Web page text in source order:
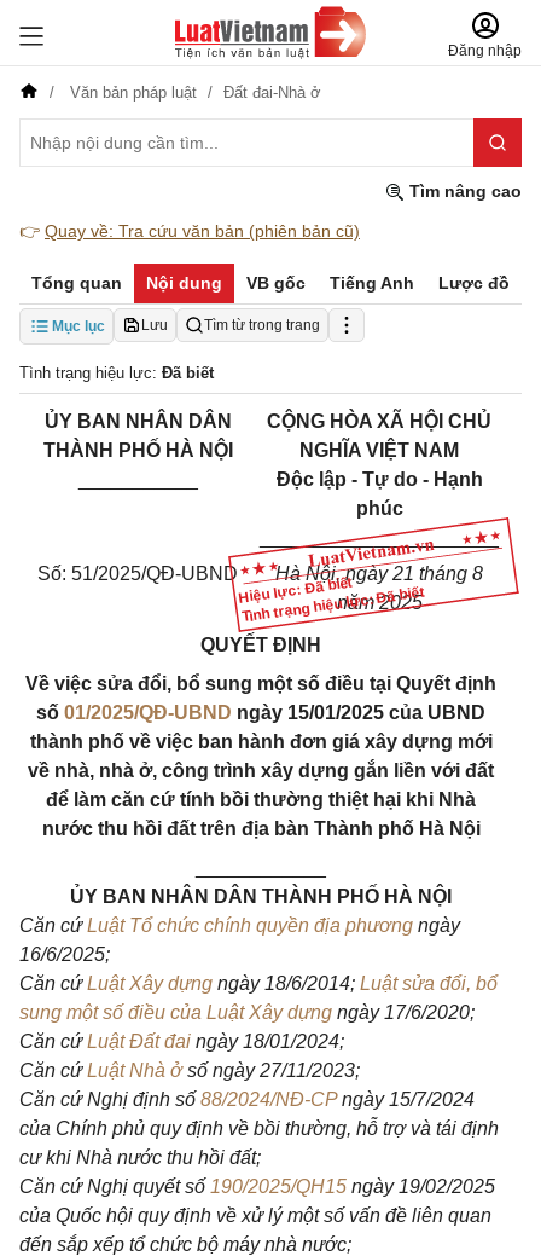
Đăng nhập
Văn bản pháp luật Đất đai-Nhà ở
Tìm nâng cao
👉 Quay về: Tra cứu văn bản (phiên bản cũ)
Tổng quan Nội dung VB gốc Tiếng Anh Lược đồ
Mục lục Lưu Tìm từ trong trang
Tình trạng hiệu lực: Đã biết
Hiệu lực: Đã biết
Tình trạng hiệu lực: Đã biết
ỦY BAN NHÂN DÂN
THÀNH PHỐ HÀ NỘI
CỘNG HÒA XÃ HỘI CHỦ
NGHĨA VIỆT NAM
Độc lập - Tự do - Hạnh
phúc
______________________
Số: 51/2025/QĐ-UBND
Hà Nội, ngày 21 tháng 8
năm 2025
QUYẾT ĐỊNH
Về việc sửa đổi, bổ sung một số điều tại Quyết định
số 01/2025/QĐ-UBND ngày 15/01/2025 của UBND
thành phố về việc ban hành đơn giá xây dựng mới
về nhà, nhà ở, công trình xây dựng gắn liền với đất
để làm căn cứ tính bồi thường thiệt hại khi Nhà
nước thu hồi đất trên địa bàn Thành phố Hà Nội
ỦY BAN NHÂN DÂN THÀNH PHỐ HÀ NỘI
Căn cứLuật Tổ chức chính quyền địa phương ngày
16/6/2025;
Căn cứLuật Xây dựng ngày 18/6/2014; Luật sửa đổi, bổ
sung một số điều của Luật Xây dựng ngày 17/6/2020;
Căn cứLuật Đất đai ngày 18/01/2024;
Căn cứLuật Nhà ởsố ngày 27/11/2023;
Căn cứ Nghị định số 88/2024/NĐ-CPngày 15/7/2024
của Chính phủ quy định về bồi thường, hỗ trợ và tái định
cư khi Nhà nước thu hồi đất;
Căn cứ Nghị quyết số 190/2025/QH15 ngày 19/02/2025
của Quốc hội quy định về xử lý một số vấn đề liên quan
đến sắp xếp tổ chức bộ máy nhà nước;